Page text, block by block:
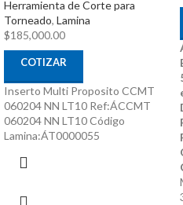
Herramienta de Corte para
Torneado, Lamina
$185,000.00
COTIZAR
Inserto Multi Proposito CCMT
060204 NN LT10 Ref:ÁCCMT
060204 NN LT10 Código
Lamina:ÁT0000055